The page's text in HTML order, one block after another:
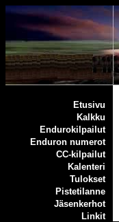
Etusivu
Kalkku
Endurokilpailut
Enduron numerot
CC-kilpailut
Kalenteri
Tulokset
Pistetilanne
Jäsenkerhot
Linkit